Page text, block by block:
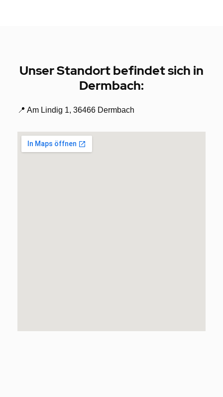
Unser Standort befindet sich in
Dermbach:
📍 Am Lindig 1, 36466 Dermbach